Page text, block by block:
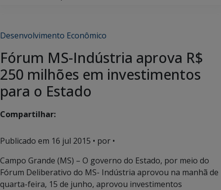
Desenvolvimento Econômico
Fórum MS-Indústria aprova R$
250 milhões em investimentos
para o Estado
Compartilhar:
Publicado em 16 jul 2015 • por •
Campo Grande (MS) – O governo do Estado, por meio do
Fórum Deliberativo do MS- Indústria aprovou na manhã de
quarta-feira, 15 de junho, aprovou investimentos